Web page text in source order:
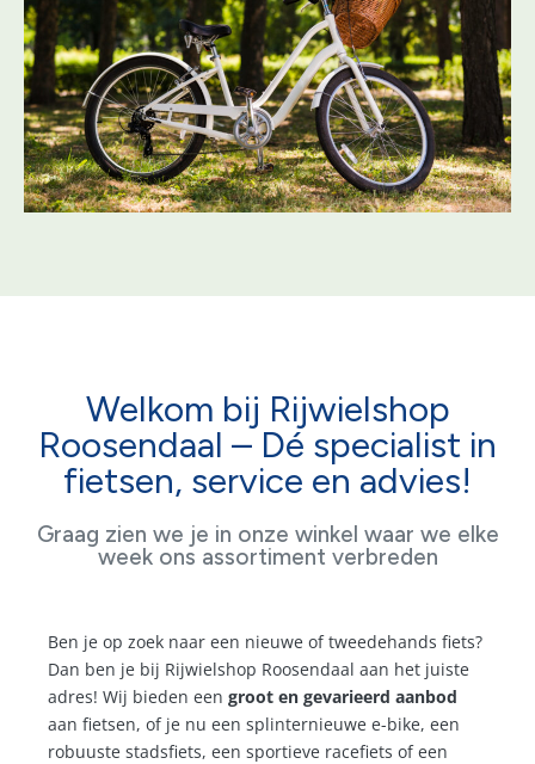
Welkom bij Rijwielshop
Roosendaal – Dé specialist in
fietsen, service en advies!
Graag zien we je in onze winkel waar we elke
week ons assortiment verbreden
Ben je op zoek naar een nieuwe of tweedehands fiets?
Dan ben je bij Rijwielshop Roosendaal aan het juiste
adres! Wij bieden een groot en gevarieerd aanbod
aan fietsen, of je nu een splinternieuwe e-bike, een
robuuste stadsfiets, een sportieve racefiets of een